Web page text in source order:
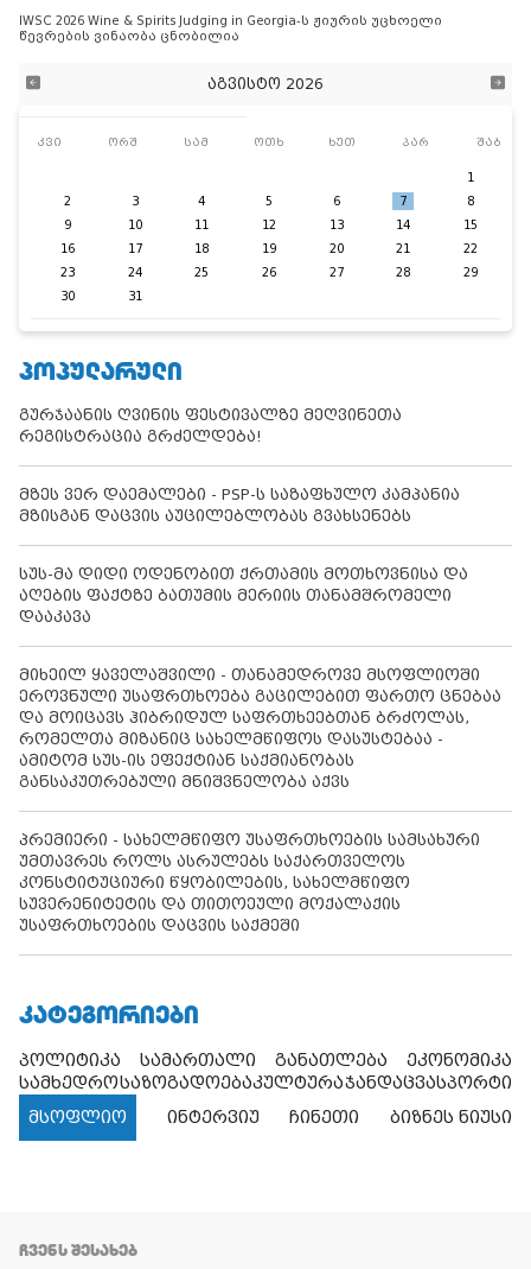
IWSC 2026 Wine & Spirits Judging in Georgia-ს ჟიურის უცხოელი
წევრების ვინაობა ცნობილია
აგვისტო 2026
კვი ორშ სამ ოთხ ხუთ პარ შაბ
1
2
3 4 5 6 7
8
9
10 11 12 13 14
15
16
17 18 19 20 21
22
23
24 25 26 27 28
29
30
31
ᲞᲝᲞᲣᲚᲐᲠᲣᲚᲘ
გურჯაანის ღვინის ფესტივალზე მეღვინეთა
რეგისტრაცია გრძელდება!
მზეს ვერ დაემალები - PSP-ს საზაფხულო კამპანია
მზისგან დაცვის აუცილებლობას გვახსენებს
სუს-მა დიდი ოდენობით ქრთამის მოთხოვნისა და
აღების ფაქტზე ბათუმის მერიის თანამშრომელი
დააკავა
მიხეილ ყაველაშვილი - თანამედროვე მსოფლიოში
ეროვნული უსაფრთხოება გაცილებით ფართო ცნებაა
და მოიცავს ჰიბრიდულ საფრთხეებთან ბრძოლას,
რომელთა მიზანიც სახელმწიფოს დასუსტებაა -
ამიტომ სუს-ის ეფექტიან საქმიანობას
განსაკუთრებული მნიშვნელობა აქვს
პრემიერი - სახელმწიფო უსაფრთხოების სამსახური
უმთავრეს როლს ასრულებს საქართველოს
კონსტიტუციური წყობილების, სახელმწიფო
სუვერენიტეტის და თითოეული მოქალაქის
უსაფრთხოების დაცვის საქმეში
ᲙᲐᲢᲔᲒᲝᲠᲘᲔᲑᲘ
პოლიტიკა სამართალი განათლება
ეკონომიკა
სამხედროსაზოგადოებაკულტურაჯანდაცვასპორტი
მსოფლიო
ინტერვიუ ჩინეთი ბიზნეს ნიუსი
ᲩᲕᲔᲜᲡ ᲨᲔᲡᲐᲮᲔᲑ